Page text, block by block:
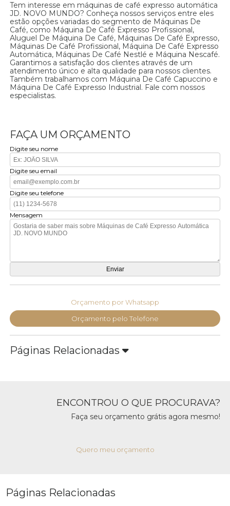
Tem interesse em máquinas de café expresso automática
JD. NOVO MUNDO? Conheça nossos serviços entre eles
estão opções variadas do segmento de Máquinas De
Café, como Máquina De Café Expresso Profissional,
Aluguel De Máquina De Café, Máquinas De Café Expresso,
Máquinas De Café Profissional, Máquina De Café Expresso
Automática, Máquinas De Café Nestlé e Máquina Nescafé.
Garantimos a satisfação dos clientes através de um
atendimento único e alta qualidade para nossos clientes.
Também trabalhamos com Máquina De Café Capuccino e
Máquina De Café Expresso Industrial. Fale com nossos
especialistas.
FAÇA UM ORÇAMENTO
Digite seu nome
Digite seu email
Digite seu telefone
Mensagem
Orçamento por Whatsapp
Orçamento pelo Telefone
Páginas Relacionadas
ENCONTROU O QUE PROCURAVA?
Faça seu orçamento grátis agora mesmo!
Quero meu orçamento
Páginas Relacionadas